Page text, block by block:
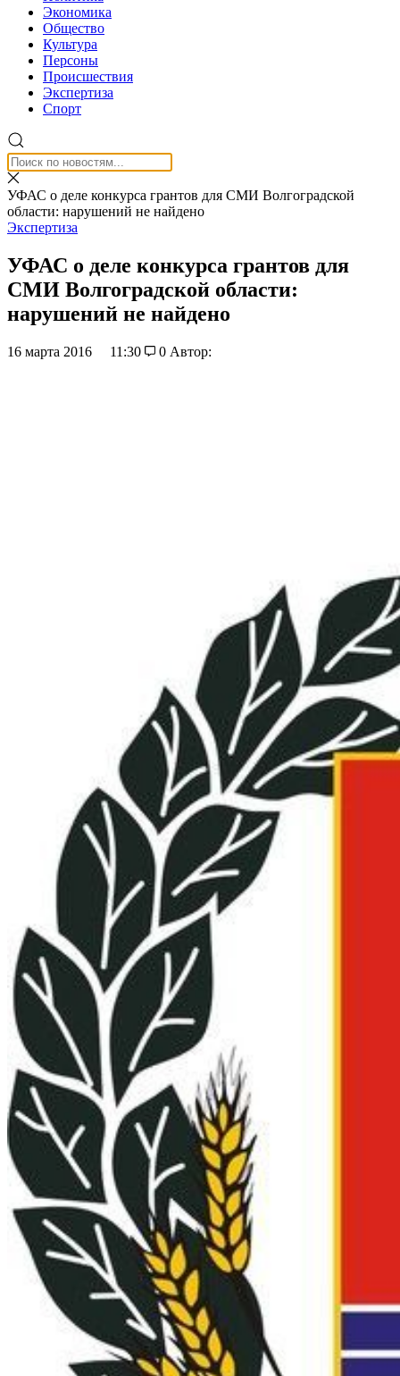
Экономика
Общество
Культура
Персоны
Происшествия
Экспертиза
Спорт
УФАС о деле конкурса грантов для СМИ Волгоградской
области: нарушений не найдено
Экспертиза
УФАС о деле конкурса грантов для
СМИ Волгоградской области:
нарушений не найдено
16 марта 2016 11:30 0 Автор: